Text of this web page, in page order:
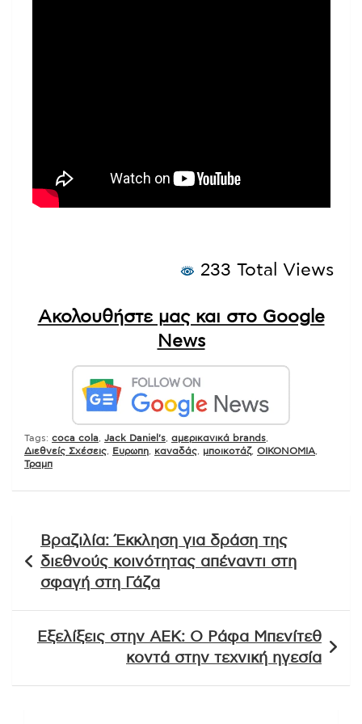
233 Total Views
Ακολουθήστε μας και στο Google
News
Tags: coca cola Jack Daniel's αμερικανικά brands
Διεθνείς Σχέσεις
Ευρωπη καναδάς μποικοτάζ, ΟΙΚΟΝΟΜΙΑ
Τραμπ
άρθρων
Βραζιλία: Έκκληση για δράση της
διεθνούς κοινότητας απέναντι στη
σφαγή στη Γάζα
Εξελίξεις στην ΑΕΚ: Ο Ράφα Μπενίτεθ
κοντά στην τεχνική ηγεσία